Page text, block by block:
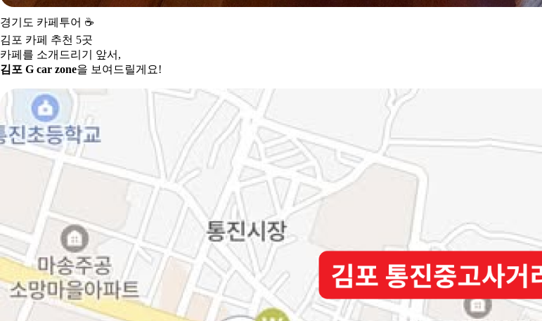
경기도 카페투어 ☕
김포 카페 추천 5곳
카페를 소개드리기 앞서,
김포 G car zone을 보여드릴게요!